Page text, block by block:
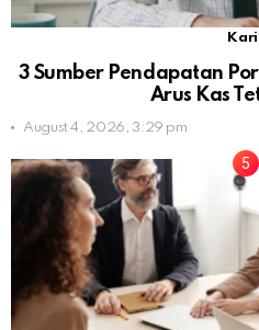
3 Sumber Pendapatan
Arus Kas
August 4, 2026, 3:29 pm